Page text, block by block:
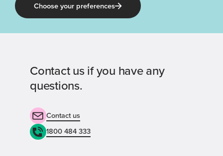
Choose your preferences
Contact us if you have any
questions.
Contact us
1800 484 333